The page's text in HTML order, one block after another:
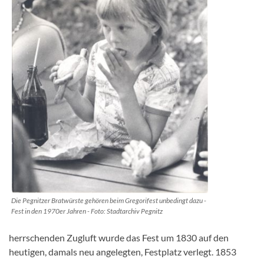
Die Pegnitzer Bratwürste gehören beim Gregorifest unbedingt dazu -
Fest in den 1970er Jahren - Foto: Stadtarchiv Pegnitz
herrschenden Zugluft wurde das Fest um 1830 auf den
heutigen, damals neu angelegten, Festplatz verlegt. 1853